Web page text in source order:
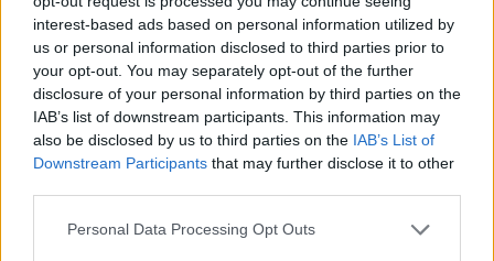
interest-based ads based on personal information utilized by
us or personal information disclosed to third parties prior to
your opt-out. You may separately opt-out of the further
disclosure of your personal information by third parties on the
IAB’s list of downstream participants. This information may
also be disclosed by us to third parties on the IAB’s List of
Downstream Participants that may further disclose it to other
Personal Data Processing Opt Outs
όπως συνέβη και συμβαίνει με όλους τους Αγίους. Η εις
τα βάθη της καρδίας ημών φυομένη κακοβότανος και
ακανθηρά δέσμη των παθών, η λιπαινομένη εκ της
σκωρίας του εν ημίν «παλαιού ανθρώπου», είναι
επάναγκες να μεταμορφωθή το συντομώτερον εν
Χριστώ, δια του Χριστού και χάριν του Χριστού και των
περί ημάς ζωντανών εικόνων Του, δηλ. των
συνανθρώπων μας, εις ανθοδέσμην αρετών, αγιασμού
και δικαιοσύνης.